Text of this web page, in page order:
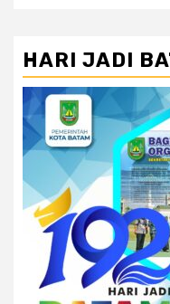
HARI JADI